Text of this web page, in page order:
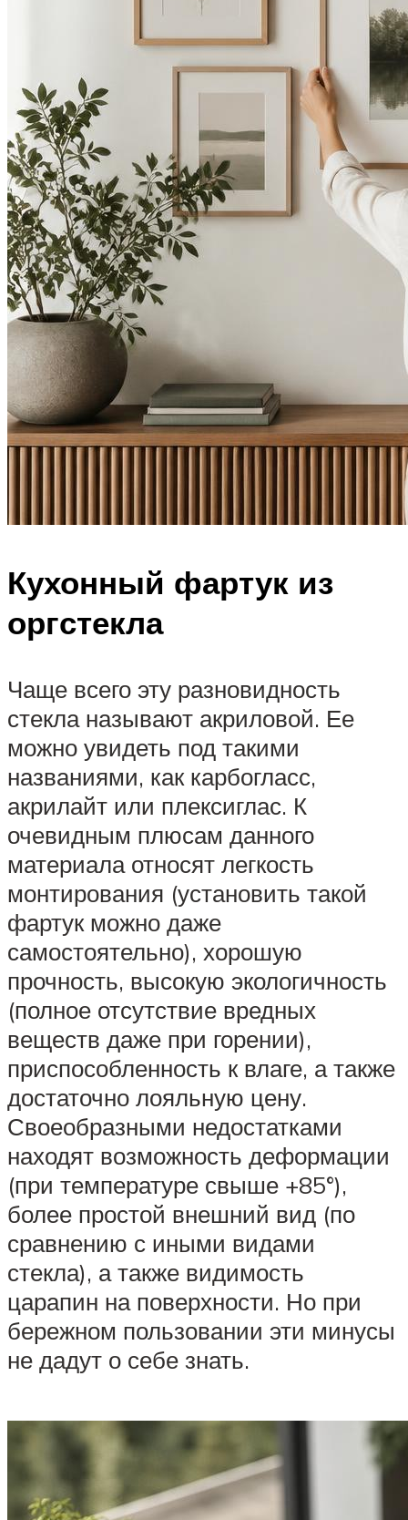
Кухонный фартук из
оргстекла
Чаще всего эту разновидность
стекла называют акриловой. Ее
можно увидеть под такими
названиями, как карбогласс,
акрилайт или плексиглас. К
очевидным плюсам данного
материала относят легкость
монтирования (установить такой
фартук можно даже
самостоятельно), хорошую
прочность, высокую экологичность
(полное отсутствие вредных
веществ даже при горении),
приспособленность к влаге, а также
достаточно лояльную цену.
Своеобразными недостатками
находят возможность деформации
(при температуре свыше +85°),
более простой внешний вид (по
сравнению с иными видами
стекла), а также видимость
царапин на поверхности. Но при
бережном пользовании эти минусы
не дадут о себе знать.